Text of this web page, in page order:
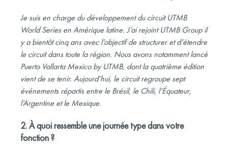
Je suis en charge du développement du circuit UTMB
World Series en Amérique latine. J’ai rejoint UTMB Group il
y a bientôt cinq ans avec l’objectif de structurer et d’étendre
le circuit dans toute la région. Nous avons notamment lancé
Puerto Vallarta Mexico by UTMB, dont la quatrième édition
vient de se tenir. Aujourd’hui, le circuit regroupe sept
événements répartis entre le Brésil, le Chili, l’Équateur,
l’Argentine et le Mexique.
2. À quoi ressemble une journée type dans votre
fonction ?